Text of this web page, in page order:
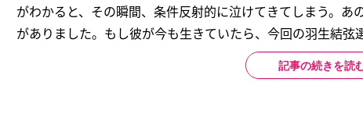
がわかると、その瞬間、条件反射的に泣けてきてしまう。あ
がありました。もし彼が今も生きていたら、今回の羽生結弦
記事の続きを読